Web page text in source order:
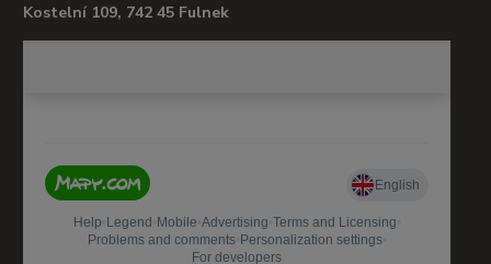
Kostelní 109, 742 45 Fulnek